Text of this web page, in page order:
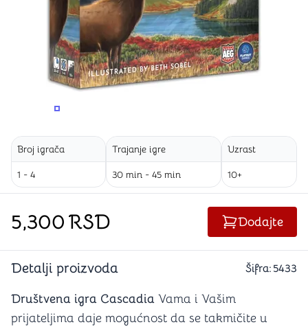
PROMENITE UGAO GLEDANJA
Broj igrača
1 - 4
Trajanje igre
30 min - 45 min
Uzrast
10+
5,300RSD Dodajte
Detalji proizvoda Šifra: 5433
Društvena igra Cascadia Vama i Vašim
prijateljima daje mogućnost da se takmičite u